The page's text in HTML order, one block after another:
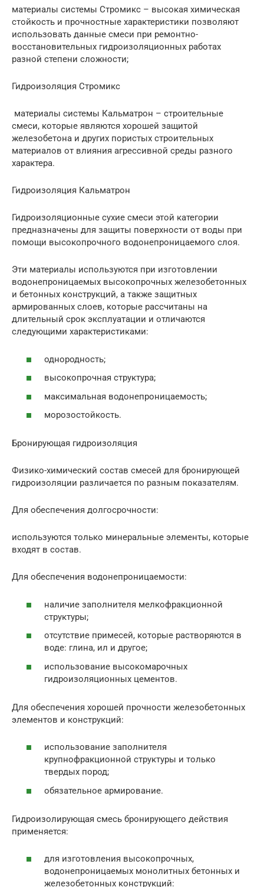
материалы системы Стромикс – высокая химическая
стойкость и прочностные характеристики позволяют
использовать данные смеси при ремонтно-
восстановительных гидроизоляционных работах
разной степени сложности;
Гидроизоляция Стромикс
материалы системы Кальматрон – строительные
смеси, которые являются хорошей защитой
железобетона и других пористых строительных
материалов от влияния агрессивной среды разного
характера.
Гидроизоляция Кальматрон
Гидроизоляционные сухие смеси этой категории
предназначены для защиты поверхности от воды при
помощи высокопрочного водонепроницаемого слоя.
Эти материалы используются при изготовлении
водонепроницаемых высокопрочных железобетонных
и бетонных конструкций, а также защитных
армированных слоев, которые рассчитаны на
длительный срок эксплуатации и отличаются
следующими характеристиками:
однородность;
высокопрочная структура;
максимальная водонепроницаемость;
морозостойкость.
Бронирующая гидроизоляция
Физико-химический состав смесей для бронирующей
гидроизоляции различается по разным показателям.
Для обеспечения долгосрочности:
используются только минеральные элементы, которые
входят в состав.
Для обеспечения водонепроницаемости:
наличие заполнителя мелкофракционной
структуры;
отсутствие примесей, которые растворяются в
воде: глина, ил и другое;
использование высокомарочных
гидроизоляционных цементов.
Для обеспечения хорошей прочности железобетонных
элементов и конструкций:
использование заполнителя
крупнофракционной структуры и только
твердых пород;
обязательное армирование.
Гидроизолирующая смесь бронирующего действия
применяется:
для изготовления высокопрочных,
водонепроницаемых монолитных бетонных и
железобетонных конструкций: